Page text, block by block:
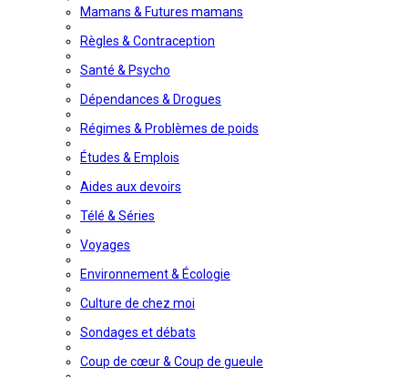
Mamans & Futures mamans
Règles & Contraception
Santé & Psycho
Dépendances & Drogues
Régimes & Problèmes de poids
Études & Emplois
Aides aux devoirs
Télé & Séries
Voyages
Environnement & Écologie
Culture de chez moi
Sondages et débats
Coup de cœur & Coup de gueule